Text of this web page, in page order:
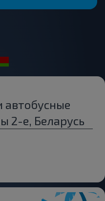
автобусные
2-е, Беларусь